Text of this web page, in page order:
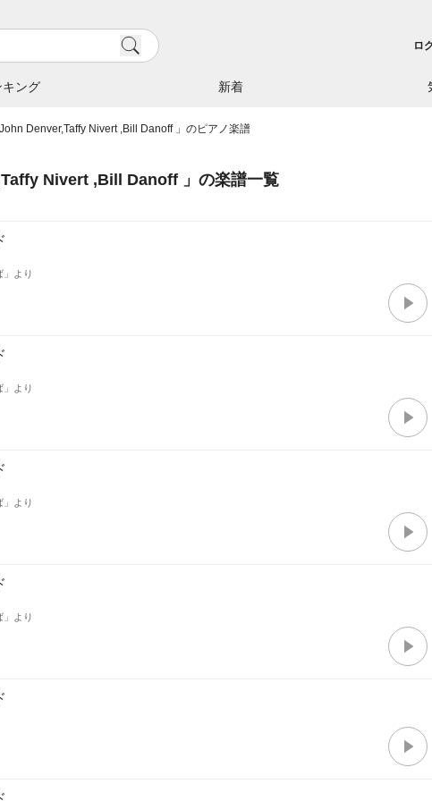
キング 新着
ロ
Denver,Taffy Nivert ,Bill Danoff 」のピアノ楽譜
Nivert ,Bill Danoff 」の楽譜一覧
」より
」より
」より
」より